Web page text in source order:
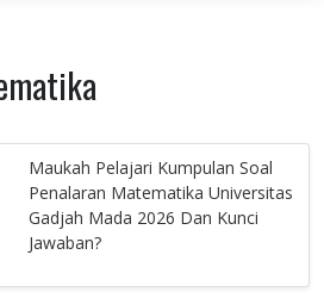
Maukah Pelajari Kumpulan Soal
Penalaran Matematika Universitas
Gadjah Mada 2026 Dan Kunci
Jawaban?